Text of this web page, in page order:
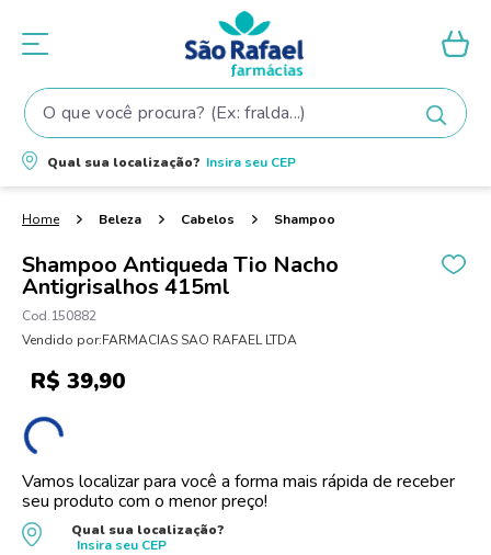
O que você procura? (Ex: fralda...)
Qual sua localização? Insira seu CEP
Beleza Cabelos Shampoo
Shampoo Antiqueda Tio Nacho
Antigrisalhos 415ml
150882
Vendido por:FARMACIAS SAO RAFAEL LTDA
R$ 39,90
Vamos localizar para você a forma mais rápida de receber
seu produto com o menor preço!
Qual sua localização?
Insira seu CEP
Termos mais buscados
1º fralda
shampoo
4º fralda pampers
5º tintura cabelo
º
9º lenço umedecido
10